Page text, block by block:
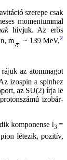
szerepe csak
momentummal
hívjuk. Az erős
m ~ 139 MeV,2
az atommagot
izospin a spinhez
az SU(2) írja le
izobár-
komponense I3=
létezik, pozitív,